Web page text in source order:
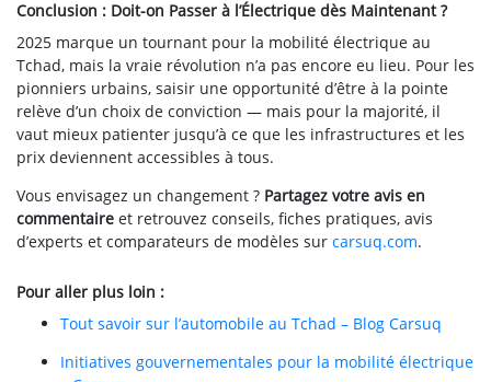
Conclusion : Doit-on Passer à l’Électrique dès Maintenant ?
2025 marque un tournant pour la mobilité électrique au
Tchad, mais la vraie révolution n’a pas encore eu lieu. Pour les
pionniers urbains, saisir une opportunité d’être à la pointe
relève d’un choix de conviction — mais pour la majorité, il
vaut mieux patienter jusqu’à ce que les infrastructures et les
prix deviennent accessibles à tous.
Vous envisagez un changement ? Partagez votre avis en
commentaire et retrouvez conseils, fiches pratiques, avis
d’experts et comparateurs de modèles sur carsuq.com.
Pour aller plus loin :
Tout savoir sur l’automobile au Tchad – Blog Carsuq
Initiatives gouvernementales pour la mobilité électrique